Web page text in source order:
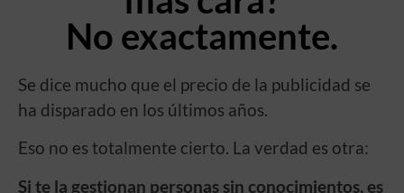
No exactamente.
Se dice mucho que el precio de la publicidad se
ha disparado en los últimos años.
Eso no es totalmente cierto. La verdad es otra:
Si te la gestionan personas sin conocimientos, es